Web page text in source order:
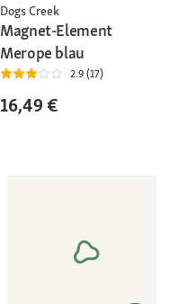
Dogs Creek
Magnet-Element
Merope blau
2.9 (17)
16,49 €